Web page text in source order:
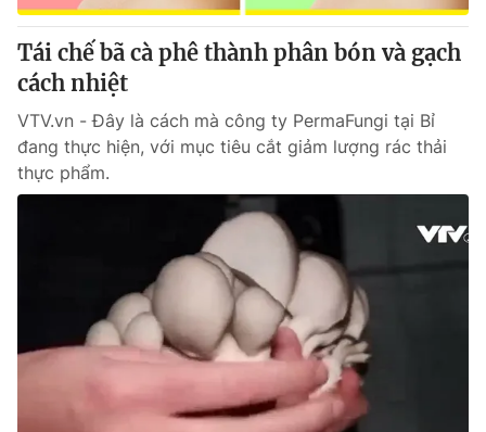
Giấy phép hoạt động báo in và báo điện tử số 483/GP-BTTTT
cấp ngày 29/12/2023
Tổng Biên tập:Vũ Thanh Thủy
Phó Tổng Biên tập:Nguyễn Thị Mỹ Hạnh, Phạm Quốc Thắng,
Nguyễn Trọng Ninh
Tổng đài VTV:
Ðiện thoại Thời báo VTV:024.66 897 897
024-7300.7108
Tái chế bã cà phê thành phân bón và gạch
cách nhiệt
VTV.vn - Đây là cách mà công ty PermaFungi tại Bỉ
đang thực hiện, với mục tiêu cắt giảm lượng rác thải
thực phẩm.